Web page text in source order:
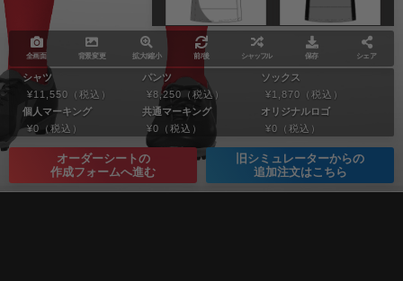
FW108
¥ 11,550
FW109
¥ 11,550
半袖 半袖
シャツ
¥11,550 （税込）
パンツ
¥8,250 （税込）
ソックス
¥1,870
（税込）
個人マーキング
¥0 （税込）
共通マーキング
¥0 （税込）
オリジナルロゴ
¥0
（税込）
全画面 背景変更 拡大/縮小 前/後 シャッフル 保存 シェア
オーダーシートの
作成フォームへ進む
旧シミュレーターからの
追加注文はこちら